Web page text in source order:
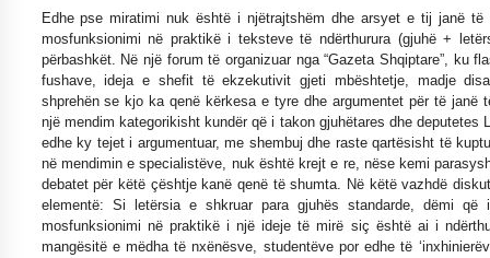
22/09/2025
– ËNGJËLL HASIMAJ – “KUJTIMET E MIA PËR
KALLARATIN SI MËSUES I MATEMATIKËS, POR
EDHE SI NJË BANOR I PËRKOHSHËM I TIJ”
12/09/2025
Gazeta Kallarati nr. 114
06/02/2025
Edhe pse miratimi nuk është i njëtrajtshëm dhe arsyet e tij janë të
mosfunksionimi në praktikë i teksteve të ndërthurura (gjuhë +
përbashkët. Në një forum të organizuar nga “Gazeta Shqiptare”, ku
fushave, ideja e shefit të ekzekutivit gjeti mbështetje, madje
shprehën se kjo ka qenë kërkesa e tyre dhe argumentet për të janë
një mendim kategorikisht kundër që i takon gjuhëtares dhe deputetes
edhe ky tejet i argumentuar, me shembuj dhe raste qartësisht të
në mendimin e specialistëve, nuk është krejt e re, nëse kemi
debatet për këtë çështje kanë qenë të shumta. Në këtë vazhdë
elementë: Si letërsia e shkruar para gjuhës standarde, dëmi që
mosfunksionimi në praktikë i një ideje të mirë siç është ai i
mangësitë e mëdha të nxënësve, studentëve por edhe të